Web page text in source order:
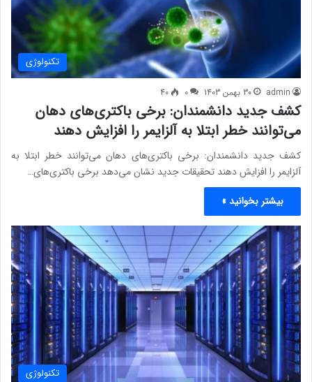
تکنولوژی
admin 30 بهمن 1403 0
40
کشف جدید دانشمندان: برخی باکتری‌های دهان
می‌توانند خطر ابتلا به آلزایمر را افزایش دهند
کشف جدید دانشمندان: برخی باکتری‌های دهان می‌توانند خطر ابتلا به
آلزایمر را افزایش دهند تحقیقات جدید نشان می‌دهد برخی باکتری‌های…
بیشتر بخوانید »
تکنولوژی